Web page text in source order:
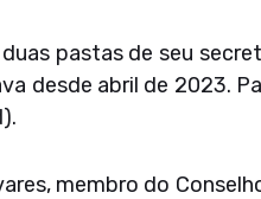
pastas de seu
desde abril de 2023.
membro do